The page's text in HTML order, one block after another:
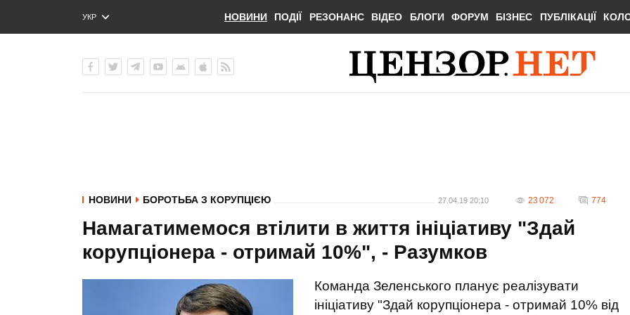
УКР
ENG
НОВИНИ ПОДІЇ РЕЗОНАНС ВІДЕО БЛОГИ ФОРУМ БІЗНЕС ПУБЛІКАЦІЇ
НОВИНИ БОРОТЬБА З КОРУПЦІЄЮ 27.04.19 20:10 23 072 774
Намагатимемося втілити в життя ініціативу "Здай
корупціонера - отримай 10%", - Разумков
Команда Зеленського планує реалізувати
ініціативу "Здай корупціонера - отримай 10% від